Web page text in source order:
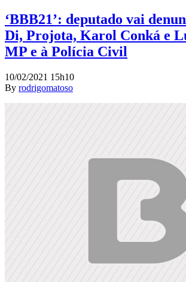
‘BBB21’: deputado vai
Di, Projota, Karol Conká e
MP e à Polícia Civil
10/02/2021 15h10
By rodrigomatoso